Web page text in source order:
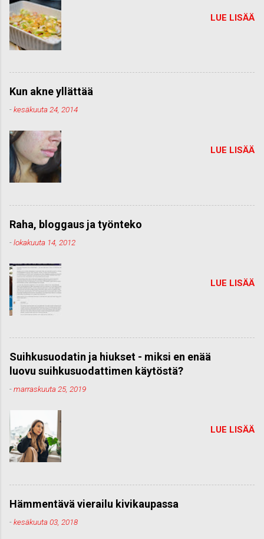
LUE LISÄÄ
Kun akne yllättää
-kesäkuuta 24, 2014
LUE LISÄÄ
Raha, bloggaus ja työnteko
-lokakuuta 14, 2012
LUE LISÄÄ
Suihkusuodatin ja hiukset - miksi en enää
luovu suihkusuodattimen käytöstä?
-marraskuuta 25, 2019
LUE LISÄÄ
Hämmentävä vierailu kivikaupassa
-kesäkuuta 03, 2018